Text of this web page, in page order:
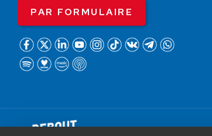
PAR FORMULAIRE
AIDEZ NOUS À